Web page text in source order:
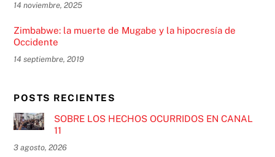
14 noviembre, 2025
Zimbabwe: la muerte de Mugabe y la hipocresía de
Occidente
14 septiembre, 2019
POSTS RECIENTES
SOBRE LOS HECHOS OCURRIDOS EN CANAL
11
3 agosto, 2026